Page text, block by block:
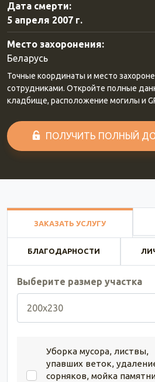
Дата смерти:
5 апреля 2007 г.
Место захоронения:
Беларусь
Точные координаты и место
сотрудниками. Откройте полные
кладбище, расположение могилы и
ПОЛУЧИТЬ ПОЛНЫЙ
ЗАКАЗАТЬ УСЛУГУ
БЛАГОДАРНОСТИ
Выберите размер участка
Уборка мусора, листвы,
упавших веток,
сорняков, мойка